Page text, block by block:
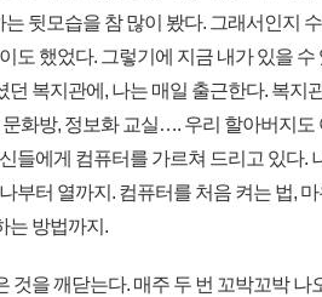
뒷모습을 참 많이 봤다. 그래서인지
도 했었다. 그렇기에 지금 내가 있을 수
복지관에, 나는 매일 출근한다. 복지
화방, 정보화 교실…. 우리 할아버지도
들에게 컴퓨터를 가르쳐 드리고 있다.
부터 열까지. 컴퓨터를 처음 켜는 법,
는 방법까지.
것을 깨닫는다. 매주 두 번 꼬박꼬박 나